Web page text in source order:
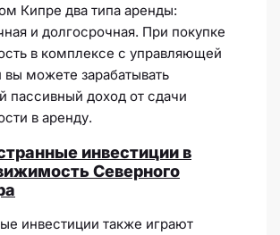
Кипре два типа аренды:
и долгосрочная. При покупке
в комплексе с управляющей
можете зарабатывать
пассивный доход от сдачи
в аренду.
инвестиции в
Северного
инвестиции также играют